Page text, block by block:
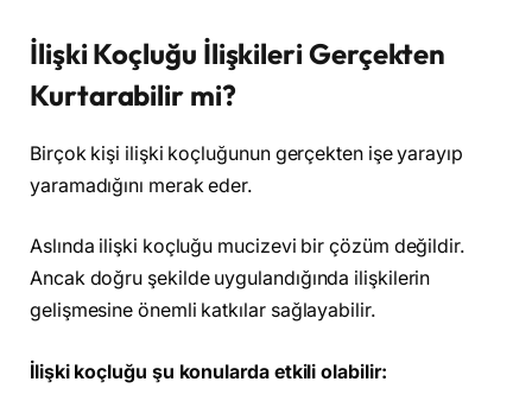
İlişki Koçluğu İlişkileri Gerçekten
Kurtarabilir mi?
Birçok kişi ilişki koçluğunun gerçekten işe yarayıp
yaramadığını merak eder.
Aslında ilişki koçluğu mucizevi bir çözüm değildir.
Ancak doğru şekilde uygulandığında ilişkilerin
gelişmesine önemli katkılar sağlayabilir.
İlişki koçluğu şu konularda etkili olabilir: